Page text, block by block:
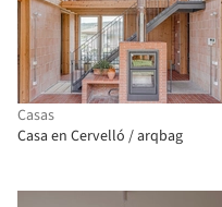
Casas
Casa en Cervelló / arqbag